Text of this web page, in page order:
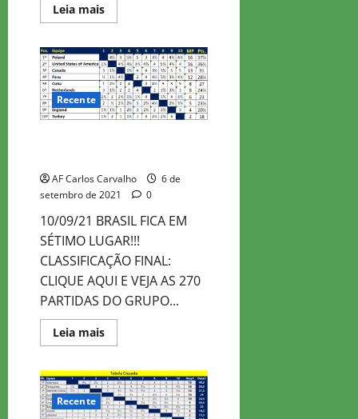
Leia maisRead
more
US
RAPID
KO
2021
Recente
AF Carlos Carvalho
6 de
setembro de 2021
0
10/09/21 BRASIL FICA EM
SÉTIMO LUGAR!!!
CLASSIFICAÇÃO FINAL:
CLIQUE AQUI E VEJA AS 270
PARTIDAS DO GRUPO...
Leia maisRead
more
NA
OLIMPIADA
1ª
DIVISÃO
Recente